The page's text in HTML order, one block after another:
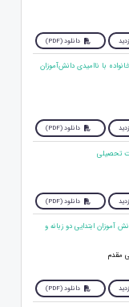
دانلود (PDF)
با ناامیدی دانش‌آموزان
دانلود (PDF)
دانلود (PDF)
آموزان ابتدایی دو زبانه و
مقدم
دانلود (PDF)